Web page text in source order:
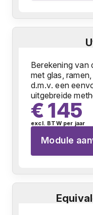
Berekening van
met glas,
d.m.v. een
uitgebreide
€ 145
excl. BTW per jaar
Module